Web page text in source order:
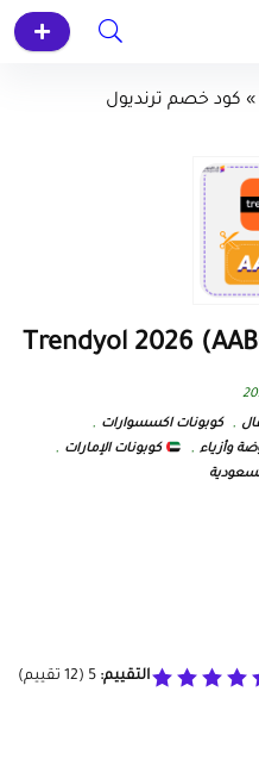
» كود خصم ترنديول
, كوبونات اكسسوارات ,
وأزياء , كوبونات الإمارات ,
التقييم: 5
(
12 تقييم)